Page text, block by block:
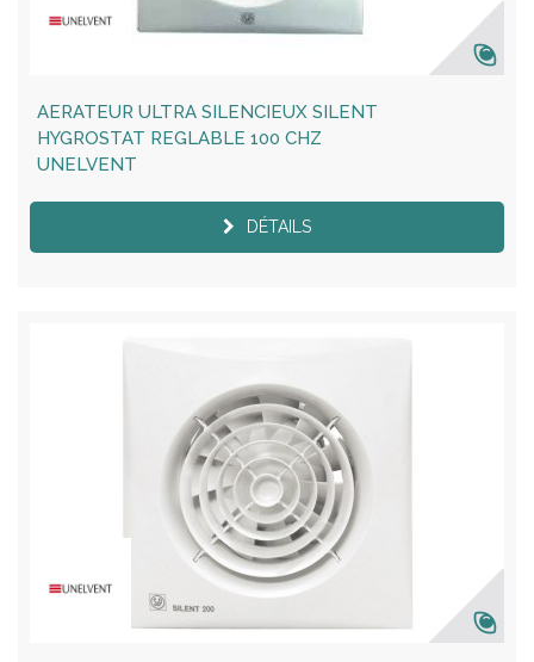
AERATEUR ULTRA SILENCIEUX SILENT
HYGROSTAT REGLABLE 100 CHZ
UNELVENT
DÉTAILS